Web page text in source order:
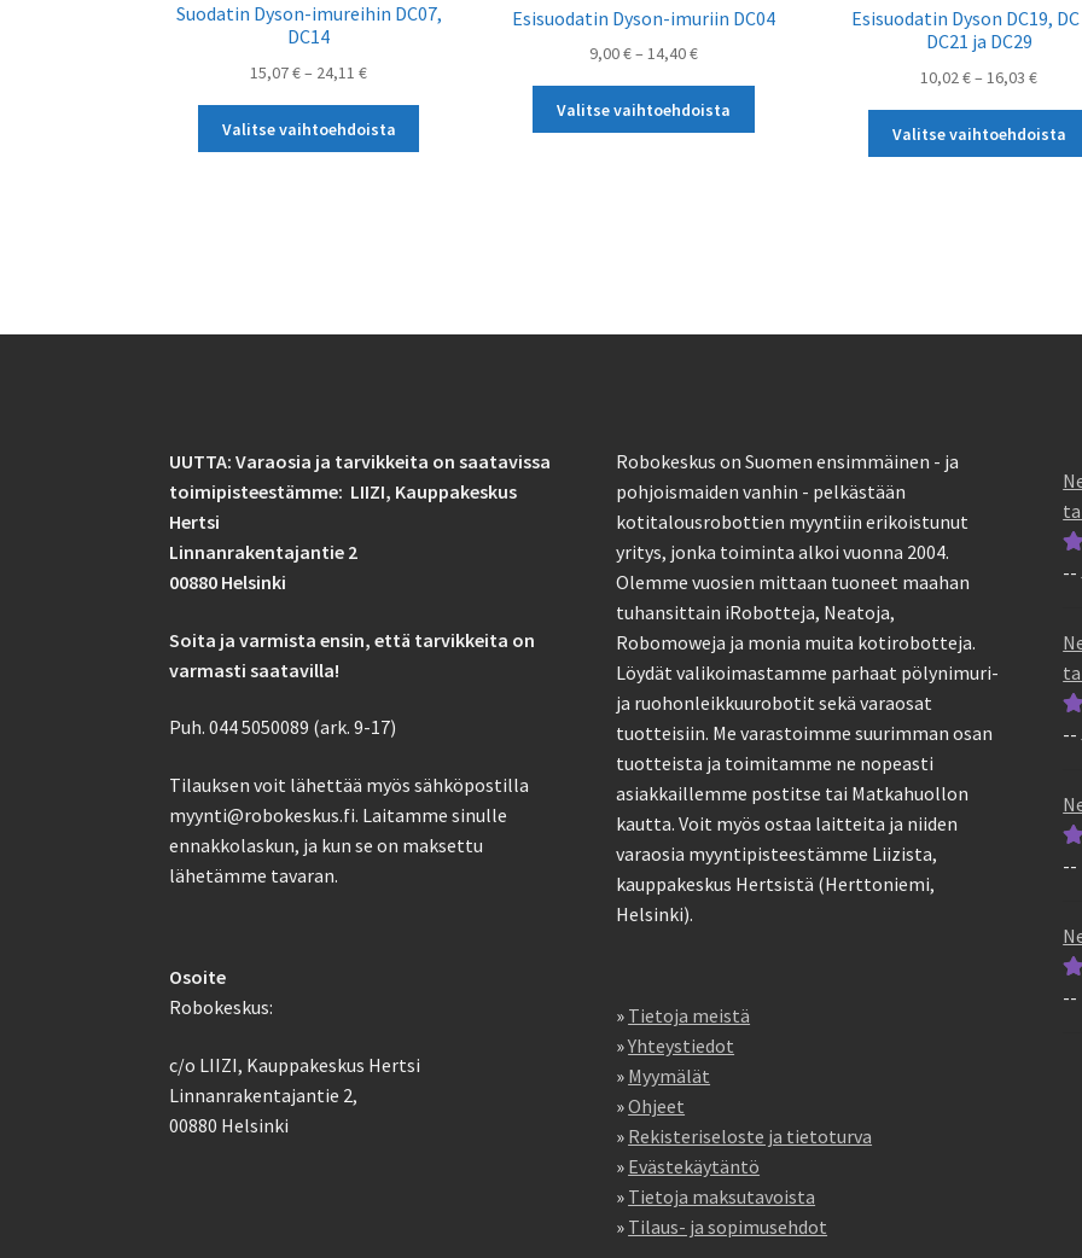
Suodatin Dyson-imureihin DC07,
DC14
15,07€– 24,11€Hintaluokka:
-
24,11 €
Valitse vaihtoehdoista
tuotteen
Esisuodatin Dyson-imuriin DC04
9,00€– 14,40€Hintaluokka:
-
14,40 €
Valitse vaihtoehdoista
sivulla.
Esisuodatin Dyson DC19,
DC21 ja DC29
10,02€– 16,03€
-
16,03
Valitse vaihtoehdoista
UUTTA: Varaosia ja tarvikkeita on saatavissa
toimipisteestämme: LIIZI, Kauppakeskus
Hertsi
Linnanrakentajantie 2
00880 Helsinki
Soita ja varmista ensin, että tarvikkeita on
varmasti saatavilla!
Puh. 044 5050089 (ark. 9-17)
Tilauksen voit lähettää myös sähköpostilla
myynti@robokeskus.fi. Laitamme sinulle
ennakkolaskun, ja kun se on maksettu
lähetämme tavaran.
Osoite
Robokeskus:
c/o LIIZI, Kauppakeskus Hertsi
Linnanrakentajantie 2,
00880 Helsinki
Robokeskus on Suomen ensimmäinen - ja
pohjoismaiden vanhin - pelkästään
kotitalousrobottien myyntiin erikoistunut
yritys, jonka toiminta alkoi vuonna 2004.
Olemme vuosien mittaan tuoneet maahan
tuhansittain iRobotteja, Neatoja,
Robomoweja ja monia muita kotirobotteja.
Löydät valikoimastamme parhaat pölynimuri-
ja ruohonleikkuurobotit sekä varaosat
tuotteisiin. Me varastoimme suurimman osan
tuotteista ja toimitamme ne nopeasti
asiakkaillemme postitse tai Matkahuollon
kautta. Voit myös ostaa laitteita ja niiden
varaosia myyntipisteestämme Liizista,
kauppakeskus Hertsistä (Herttoniemi,
Helsinki).
» Tietoja meistä
»Yhteystiedot
» Myymälät
»Ohjeet
» Rekisteriseloste ja tietoturva
» Evästekäytäntö
» Tietoja maksutavoista
» Tilaus- ja sopimusehdot
--
--
--
--